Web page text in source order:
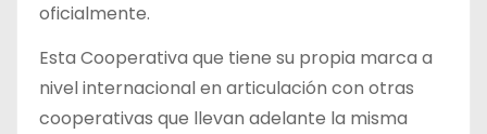
oficialmente.
Esta Cooperativa que tiene su propia marca a
nivel internacional en articulación con otras
cooperativas que llevan adelante la misma